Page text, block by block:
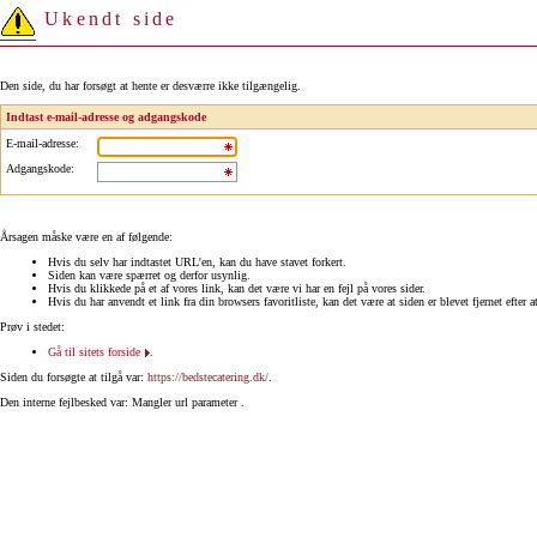
Ukendt side
Den side, du har forsøgt at hente er desværre ikke tilgængelig.
Indtast e-mail-adresse og adgangskode
E-mail-adresse:
Adgangskode:
Årsagen måske være en af følgende:
Hvis du selv har indtastet URL'en, kan du have stavet forkert.
Siden kan være spærret og derfor usynlig.
Hvis du klikkede på et af vores link, kan det være vi har en fejl på vores sider.
Hvis du har anvendt et link fra din browsers favoritliste, kan det være at siden er blevet fjernet efter
Prøv i stedet:
Gå til sitets forside
Siden du forsøgte at tilgå var: https://bedstecatering.dk/
Den interne fejlbesked var: Mangler url parameter .